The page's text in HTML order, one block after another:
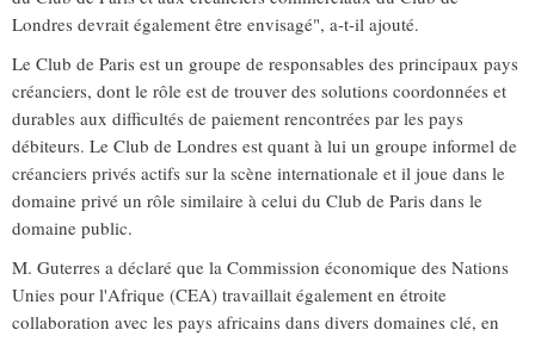
Londres devrait également être envisagé", a-t-il ajouté.
Le Club de Paris est un groupe de responsables des principaux pays
créanciers, dont le rôle est de trouver des solutions coordonnées et
durables aux difficultés de paiement rencontrées par les pays
débiteurs. Le Club de Londres est quant à lui un groupe informel de
créanciers privés actifs sur la scène internationale et il joue dans le
domaine privé un rôle similaire à celui du Club de Paris dans le
domaine public.
M. Guterres a déclaré que la Commission économique des Nations
Unies pour l'Afrique (CEA) travaillait également en étroite
collaboration avec les pays africains dans divers domaines clé, en